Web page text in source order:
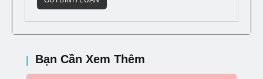
Bạn Cần Xem Thêm